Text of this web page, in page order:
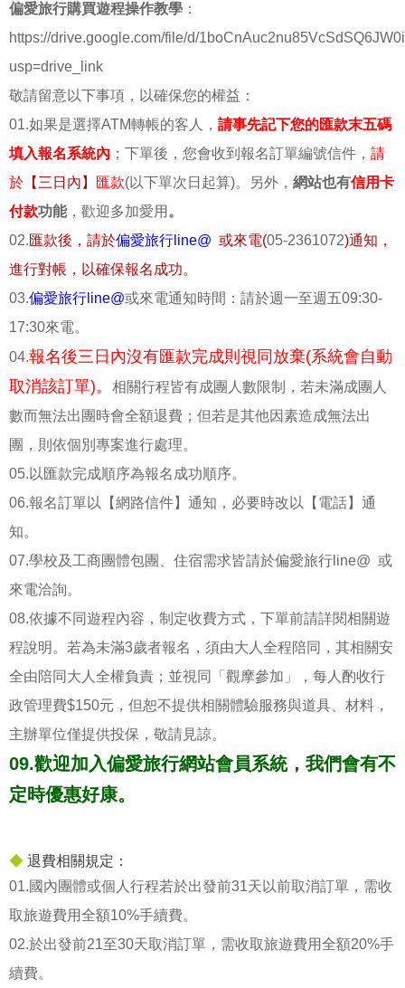
偏愛旅行購買遊程操作教學 ：
https://drive.google.com/file/d/
usp=drive_link
敬請留意以下事項，以確保您的權益：
01.如果是選擇ATM轉帳的客人， 請事先記下您的匯款末五碼
填入報名系統內 ；下單後，您會收到報名訂單編號信件， 請
於 【三日內】 匯款(以下單次日起算)。另外， 網站也有信用卡
付款功能，歡迎多加愛用 。
02.匯款後，請於偏愛旅行line@ 或來電(05-2361072)通知，
進行對帳，以確保報名成功。
03.偏愛旅行line@或來電通知時間：請於週一至週五09:30-
17:30來電。
04.報名後三日內沒有匯款完成則視同放棄(系統會自動
取消該訂單)。 相關行程皆有成團人數限制，若未滿成團人
數而無法出團時會全額退費；但若是其他因素造成無法出
團，則依個別專案進行處理。
05.以匯款完成順序為報名成功順序。
06.報名訂單以【網路信件】通知，必要時改以【電話】通
知。
07.學校及工商團體包團、住宿需求皆請於偏愛旅行line@ 或
來電洽詢。
08.依據不同遊程內容，制定收費方式，下單前請詳閱相關遊
程說明。若為未滿3歲者報名，須由大人全程陪同，其相關安
全由陪同大人全權負責；並視同「觀摩參加」，每人酌收行
政管理費$150元，但恕不提供相關體驗服務與道具、材料，
主辦單位僅提供投保，敬請見諒。
09.歡迎加入偏愛旅行網站會員系統，我們會有不
定時優惠好康。
◆ 退費相關規定：
01.國內團體或個人行程若於出發前31天以前取消訂單，需收
取旅遊費用全額10%手續費。
02.於出發前21至30天取消訂單，需收取旅遊費用全額20%手
續費。